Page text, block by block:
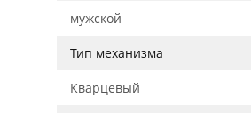
мужской
Тип механизма
Кварцевый